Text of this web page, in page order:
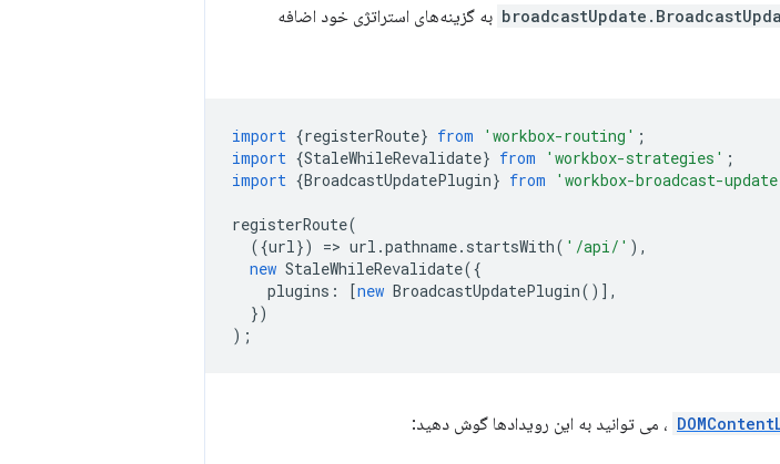
به گزینه‌های استراتژی خود اضافه
import {registerRoute} from 'workbox-routing' ;
import {StaleWhileRevalidate} from 'workbox-strategies' ;
import {BroadcastUpdatePlugin} from 'workbox-broadcast-
registerRoute(
({url}) => url .pathname. startsWith( '/api/' ),
new StaleWhileRevalidate({
plugins : [new BroadcastUpdatePlugin()],
})
);
، می توانید به این رویدادها گوش دهید: